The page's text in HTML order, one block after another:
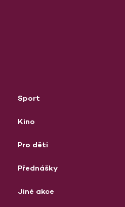
Sport
Kino
Pro děti
Přednášky
Jiné akce